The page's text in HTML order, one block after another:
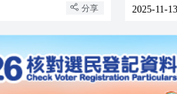
分享 2025-11-13